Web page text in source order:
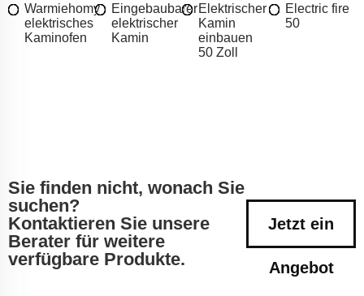
Warmiehomy
elektrisches
Kaminofen
Eingebaubarer
elektrischer
Kamin
Elektrischer
Kamin
einbauen
50 Zoll
Electric fire
50
Sie finden nicht, wonach Sie
suchen?
Kontaktieren Sie unsere
Berater für weitere
verfügbare Produkte.
Jetzt ein
Angebot